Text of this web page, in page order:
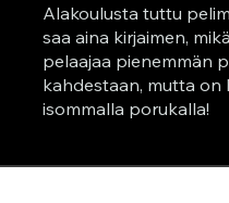
Alakoulusta tuttu
saa aina kirjaimen,
pelaajaa pienemmän
kahdestaan, mutta on
isommalla porukalla!